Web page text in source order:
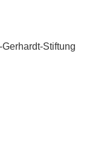
Stiftung